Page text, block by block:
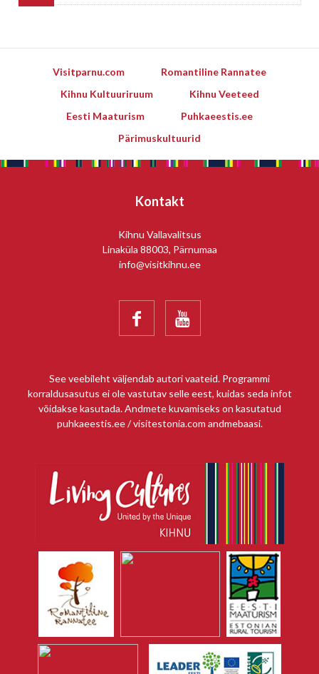
Visitparnu.com
Romantiline Rannatee
Kihnu Kultuuriruum
Kihnu Veeteed
Eesti Maaturism
Puhkaeestis.ee
Pärimuskultuurid
Kontakt
Kihnu Vallavalitsus
Linaküla 88003, Pärnumaa
info@visitkihnu.ee
 
See veebileht väljendab autori vaateid. Programmi
korraldusasutus ei ole vastutav selle eest, kuidas seda infot
võidakse kasutada. Andmete kuvamiseks on kasutatud
puhkaeestis.ee / visitestonia.com andmebaasi.